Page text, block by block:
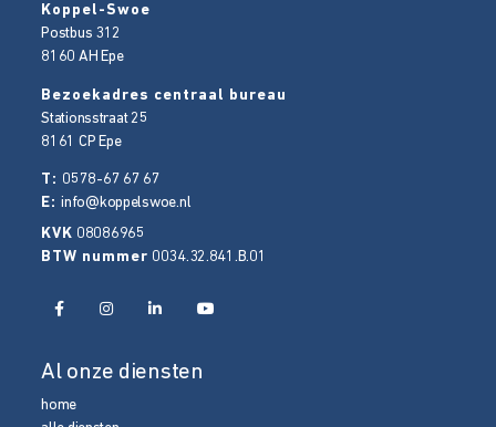
Koppel-Swoe
Postbus 312
8160 AH Epe
Bezoekadres centraal bureau
Stationsstraat 25
8161 CP Epe
T: 0578-67 67 67
E:info@koppelswoe.nl
KVK 08086965
BTW nummer 0034.32.841.B.01
Al onze diensten
home